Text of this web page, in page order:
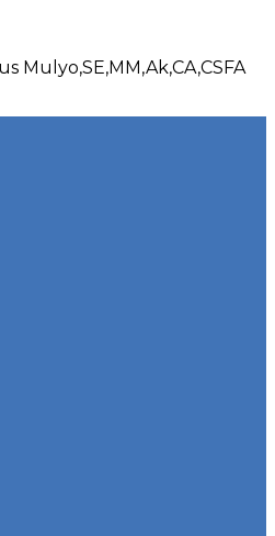
Mulyo,SE,MM,Ak,CA,CSFA